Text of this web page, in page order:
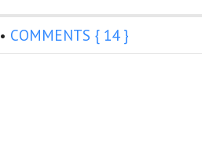
• COMMENTS { 14 }